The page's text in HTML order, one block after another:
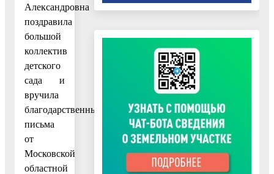
Александровна
поздравила
большой
коллектив
детского
сада и
вручила
благодарственные
письма
от
Московской
областной